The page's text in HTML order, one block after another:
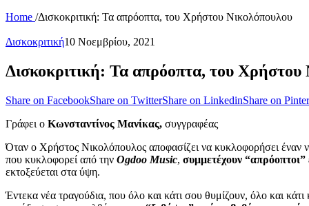
Home /Δισκοκριτική: Τα απρόοπτα, του Χρήστου Νικολόπουλου
Δισκοκριτική10 Νοεμβρίου, 2021
Δισκοκριτική: Τα απρόοπτα, του Χρήστου
Share on FacebookShare on TwitterShare on LinkedinShare on
Γράφει ο Κωνσταντίνος Μανίκας, συγγραφέας
Όταν ο Χρήστος Νικολόπουλος αποφασίζει να κυκλοφορήσει έναν
που κυκλοφορεί από την Ogdoo Music, συμμετέχουν “απρόοπτοι”
εκτοξεύεται στα ύψη.
Έντεκα νέα τραγούδια, που όλο και κάτι σου θυμίζουν, όλο και